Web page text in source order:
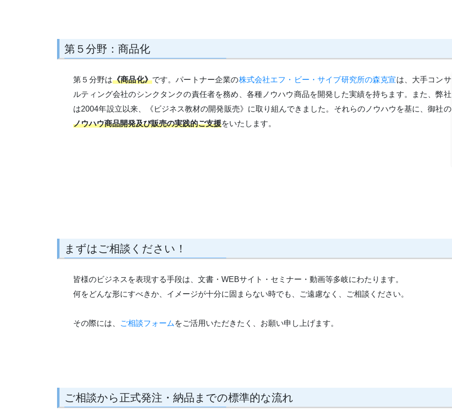
第５分野：商品化
第５分野は《商品化》です。パートナー企業の株式会社エフ・ビー・サイブ研究所の森克宣は、大手コンサ
ルティング会社のシンクタンクの責任者を務め、各種ノウハウ商品を開発した実績を持ちます。また、弊社
は2004年設立以来、《ビジネス教材の開発販売》に取り組んできました。それらのノウハウを基に、御社の
ノウハウ商品開発及び販売の実践的ご支援をいたします。
まずはご相談ください！
皆様のビジネスを表現する手段は、文書・WEBサイト・セミナー・動画等多岐にわたります。
何をどんな形にすべきか、イメージが十分に固まらない時でも、ご遠慮なく、ご相談ください。
その際には、 ご相談フォーム をご活用いただきたく、お願い申し上げます。
ご相談から正式発注・納品までの標準的な流れ